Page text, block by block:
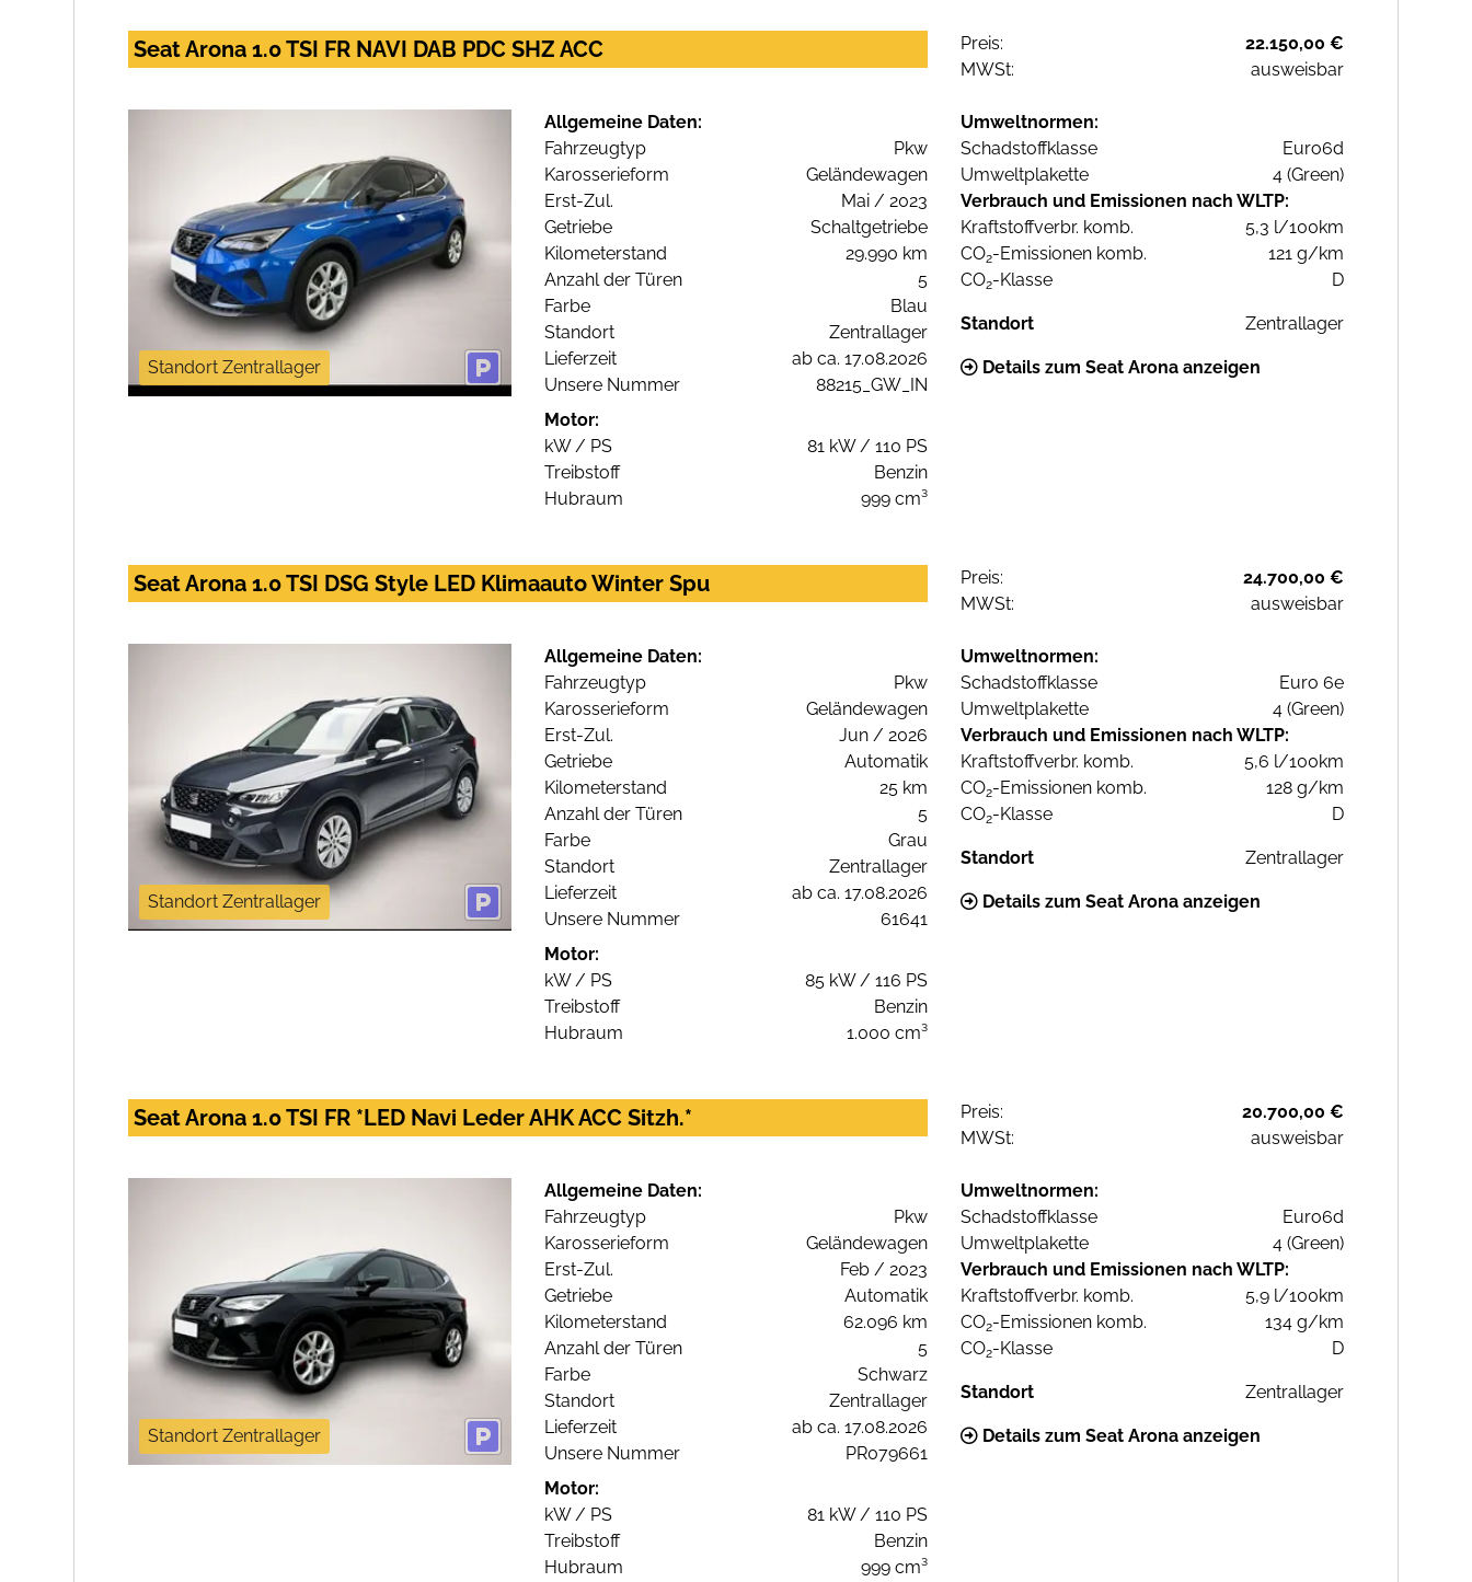
Seat Arona 1.0 TSI FR NAVI DAB PDC SHZ ACC Preis:
22.150,00 €
MWSt:
ausweisbar
Standort Zentrallager
Allgemeine Daten:
Fahrzeugtyp
Pkw
Karosserieform
Geländewagen
Erst-Zul.
Mai / 2023
Getriebe
Schaltgetriebe
Kilometerstand
29.990 km
Anzahl der Türen
5
Farbe
Blau
Standort
Zentrallager
Lieferzeit
ab ca. 17.08.2026
Unsere Nummer
88215_GW_IN
Motor:
kW / PS
81 kW / 110 PS
Treibstoff
Benzin
Hubraum
999 cm³
Umweltnormen:
Schadstoffklasse
Euro6d
Umweltplakette
4 (Green)
Verbrauch und Emissionen nach WLTP:
Kraftstoffverbr. komb.
5,3 l/100km
CO2-Emissionen komb.
121 g/km
CO2-Klasse D
Standort Zentrallager
Details zum Seat Arona anzeigen
Seat Arona 1.0 TSI DSG Style LED Klimaauto Winter Spu Preis:
24.700,00 €
MWSt:
ausweisbar
Standort Zentrallager
Allgemeine Daten:
Fahrzeugtyp
Pkw
Karosserieform
Geländewagen
Erst-Zul.
Jun / 2026
Getriebe
Automatik
Kilometerstand
25 km
Anzahl der Türen
5
Farbe
Grau
Standort
Zentrallager
Lieferzeit
ab ca. 17.08.2026
Unsere Nummer
61641
Motor:
kW / PS
85 kW / 116 PS
Treibstoff
Benzin
Hubraum
1.000 cm³
Umweltnormen:
Schadstoffklasse
Euro 6e
Umweltplakette
4 (Green)
Verbrauch und Emissionen nach WLTP:
Kraftstoffverbr. komb.
5,6 l/100km
CO2-Emissionen komb.
128 g/km
CO2-Klasse D
Standort Zentrallager
Details zum Seat Arona anzeigen
Seat Arona 1.0 TSI FR *LED Navi Leder AHK ACC Sitzh.* Preis:
20.700,00 €
MWSt:
ausweisbar
Standort Zentrallager
Allgemeine Daten:
Fahrzeugtyp
Pkw
Karosserieform
Geländewagen
Erst-Zul.
Feb / 2023
Getriebe
Automatik
Kilometerstand
62.096 km
Anzahl der Türen
5
Farbe
Schwarz
Standort
Zentrallager
Lieferzeit
ab ca. 17.08.2026
Unsere Nummer
PR079661
Motor:
kW / PS
81 kW / 110 PS
Treibstoff
Benzin
Hubraum
999 cm³
Umweltnormen:
Schadstoffklasse
Euro6d
Umweltplakette
4 (Green)
Verbrauch und Emissionen nach WLTP:
Kraftstoffverbr. komb.
5,9 l/100km
CO2-Emissionen komb.
134 g/km
CO2-Klasse D
Standort Zentrallager
Details zum Seat Arona anzeigen